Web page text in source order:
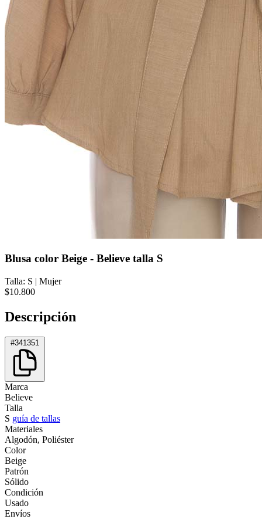
Blusa color Beige - Believe talla S
Talla: S | Mujer
$10.800
Descripción
#341351
Marca
Believe
Talla
S guía de tallas
Materiales
Algodón, Poliéster
Color
Beige
Patrón
Sólido
Condición
Usado
Envíos